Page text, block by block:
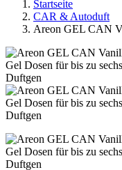
Startseite
CAR & Autoduft
Areon GEL CAN